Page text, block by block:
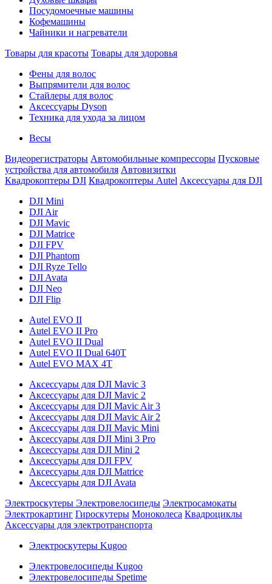
Посудомоечные машины
Кофемашины
Чайники и нагреватели
Товары для красоты Товары для здоровья
Фены для волос
Выпрямители для волос
Стайлеры для волос
Аксессуары Dyson
Техника для ухода за лицом
Весы
Видеорегистраторы Автомобильные компрессоры Пусковые
устройства для автомобиля Автовизитки
Квадрокоптеры DJI Квадрокоптеры Autel Аксессуары для DJI
DJI Mini
DJI Air
DJI Mavic
DJI Matrice
DJI FPV
DJI Phantom
DJI Ryze Tello
DJI Avata
DJI Neo
DJI Flip
Autel EVO II
Autel EVO II Pro
Autel EVO II Dual
Autel EVO II Dual 640T
Autel EVO MAX 4T
Аксессуары для DJI Mavic 3
Аксессуары для DJI Mavic 2
Аксессуары для DJI Mavic Air 3
Аксессуары для DJI Mavic Air 2
Аксессуары для DJI Mavic Mini
Аксессуары для DJI Mini 3 Pro
Аксессуары для DJI Mini 2
Аксессуары для DJI FPV
Аксессуары для DJI Matrice
Аксессуары для DJI Avata
Электроскутеры Электровелосипеды Электросамокаты
Электрокартинг Гироскутеры Моноколеса Квадроциклы
Аксессуары для электротранспорта
Электроскутеры Kugoo
Электровелосипеды Kugoo
Электровелосипеды Spetime